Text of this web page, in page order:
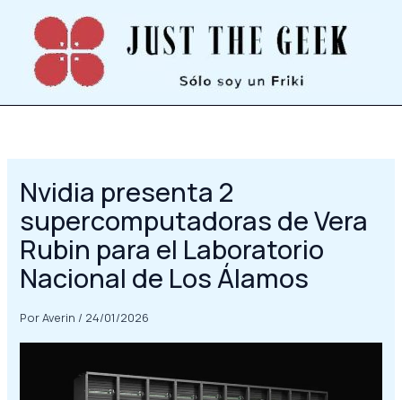
contenido
Nvidia presenta 2
supercomputadoras de Vera
Rubin para el Laboratorio
Nacional de Los Álamos
PorAverin / 24/01/2026